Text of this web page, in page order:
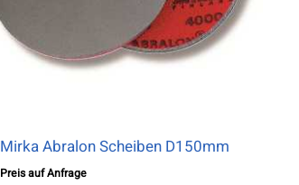
Mirka Abralon Scheiben D150mm
Preis auf Anfrage
können